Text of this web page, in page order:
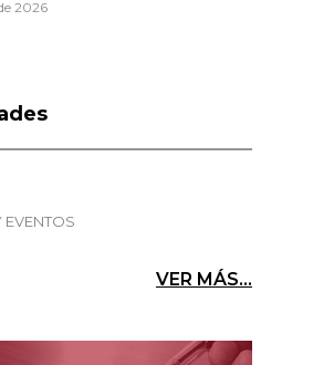
2026
EVENTOS
VER MÁS...